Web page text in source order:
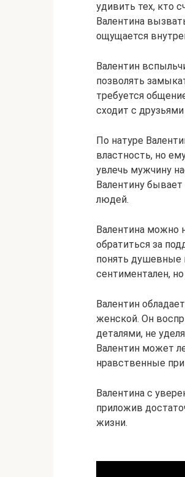
удивить тех, кто
Валентина
ощущается
Валентин
позволять
требуется
сходит с
По натуре
властность, но
увлечь мужчину
Валентину
людей.
Валентина можно
обратиться за
понять душевные
сентиментален,
Валентин
женской. Он
деталями, не
Валентин может
нравственные
Валентина с
приложив
жизни.